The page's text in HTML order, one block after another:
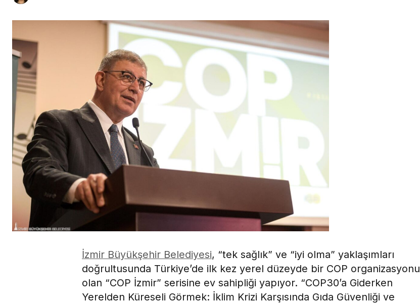
İzmir Büyükşehir Belediyesi, “tek sağlık” ve “iyi olma” yaklaşımları
doğrultusunda Türkiye’de ilk kez yerel düzeyde bir COP organizasyonu
olan “COP İzmir” serisine ev sahipliği yapıyor. “COP30’a Giderken
Yerelden Küreseli Görmek: İklim Krizi Karşısında Gıda Güvenliği ve